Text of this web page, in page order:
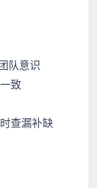
队意识
致
查漏补缺